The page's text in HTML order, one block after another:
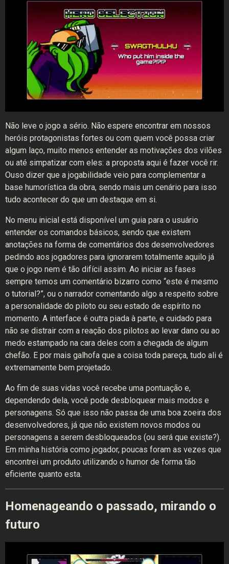
Não leve o jogo a sério. Não espere encontrar em nossos
heróis protagonistas fortes ou com quem você possa criar
algum laço, muito menos entender as motivações dos vilões
ou até simpatizar com eles: a proposta aqui é fazer você rir.
Ouso dizer que a jogabilidade veio para complementar a
base humorística da obra, sendo mais um cenário para isso
tudo acontecer do que um destaque em si.
No menu inicial está disponível um guia para o usuário
entender os comandos básicos, sendo que existem
anotações na forma de comentários dos desenvolvedores
pedindo aos jogadores para ignorarem totalmente aquilo já
que o jogo nem é tão difícil assim. Ao iniciar as fases
sempre temos um comentário bizarro como “este é mesmo
o tutorial?”, ou o narrador comentando algo a respeito sobre
a personalidade do piloto ou seu estado de espírito no
momento. A interface é outra piada à parte, e cuidado para
não se distrair com a reação dos pilotos ao levar dano ou ao
medo estampado na cara deles com a chegada de algum
chefão. E por mais galhofa que a coisa toda pareça, tudo ali é
extremamente bem projetado.
Ao fim de suas vidas você recebe uma pontuação e,
dependendo dela, você pode desbloquear mais modos e
personagens. Só que isso não passa de uma boa zoeira dos
desenvolvedores, já que não existem novos modos ou
personagens a serem desbloqueados (ou será que existe?).
Em minha história como jogador, poucas foram as vezes que
encontrei um produto utilizando o humor de forma tão
eficiente quanto esta.
Homenageando o passado, mirando o
futuro